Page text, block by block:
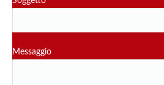
Messaggio